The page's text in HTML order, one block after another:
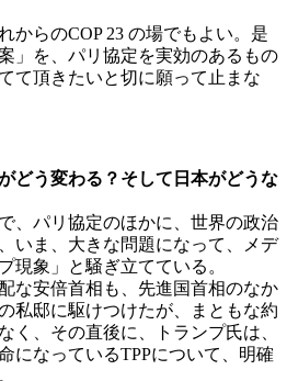
からのCOP 23 の場でもよい。是
」を、パリ協定を実効のあるもの
て頂きたいと切に願って止まな
どう変わる？そして日本がどうな
、パリ協定のほかに、世界の政治
いま、大きな問題になって、メデ
現象」と騒ぎ立てている。
な安倍首相も、先進国首相のなか
私邸に駆けつけたが、まともな約
く、その直後に、トランプ氏は、
になっているTPPについて、明確